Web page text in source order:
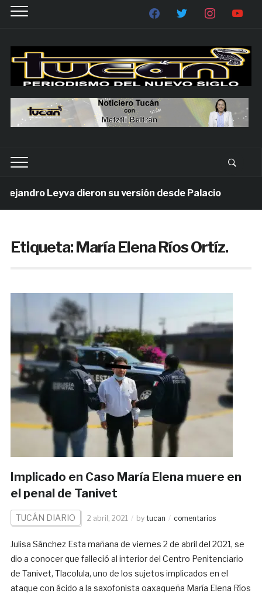
Leyva dieron su versión desde Palacio
Etiqueta:María Elena Ríos Ortíz.
Implicado en Caso María Elena muere en
el penal de Tanivet
TUCÁN DIARIO 2 abril, 2021 by tucan comentarios
Julisa Sánchez Esta mañana de viernes 2 de abril del 2021, se
dio a conocer que falleció al interior del Centro Penitenciario
de Tanivet, Tlacolula, uno de los sujetos implicados en el
ataque con ácido a la saxofonista oaxaqueña María Elena Ríos